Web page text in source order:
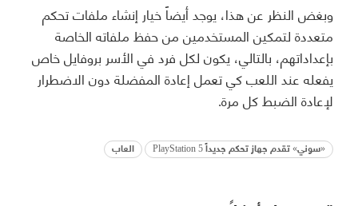
وبغض النظر عن هذا، يوجد أيضاً خيار إنشاء ملفات تحكم
متعددة لتمكين المستخدمين من حفظ ملفاته الخاصة
بإعداداتهم، بالتالي، يكون لكل فرد في الأسر بروفايل خاص
يفعله عند اللعب كي تعمل إعادة المفضلة دون الاضطرار
لإعادة الضبط كل مرة.
«سوني» تقدم جهاز تحكم جديداً PlayStation 5 العاب